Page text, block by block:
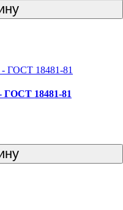
ГОСТ 18481-81